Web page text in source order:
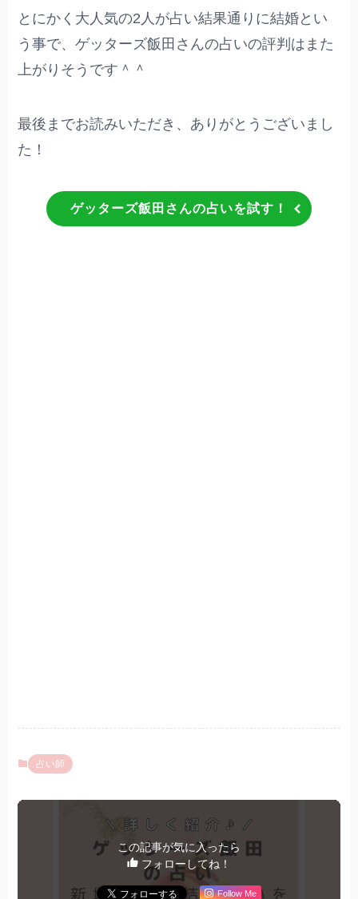
とにかく大人気の2人が占い結果通りに結婚とい
う事で、ゲッターズ飯田さんの占いの評判はまた
上がりそうです＾＾
最後までお読みいただき、ありがとうございまし
た！
ゲッターズ飯田さんの占いを試す！
占い師
この記事が気に入ったら
フォローしてね！
Follow Me